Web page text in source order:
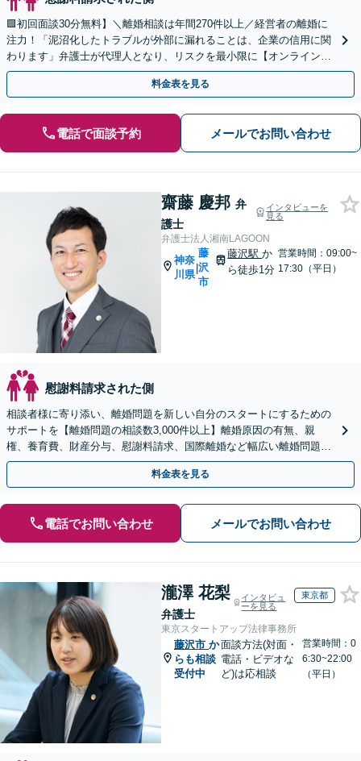
🟩初回面談30分無料】＼離婚相談は年間270件以上／経営者の離婚に
注力！「泥沼化したトラブルが外部に漏れることは、企業の信用に関
わります」弁護士が代理人となり、リスクを最小限に【オンライン相
談｜カード・分割払い可】
料金表を見る
電話で面談予約 メールでお問い合わせ
齋藤 慶邦 弁
護士
インタビューを
見る
弁護士法人湘南LAGOON
神奈
川県
|
藤
沢
市
藤沢駅か
ら徒歩1分
営業時間：09:00~
17:30（平日）
慰謝料請求された側
相談者様に寄り添い、離婚問題を新しい自分のスタートにするための
サポートを【離婚問題の相談数3,000件以上】離婚原因の有無、親
権、養育費、財産分与、慰謝料請求、国際離婚など幅広い離婚問題に
対応【オンライン面談OK】【夜間・休日相談可】
料金表を見る
電話でお問い合わせ メールでお問い合わせ
瀧澤 花梨
弁護士
インタビュ
ーを見る
東京都
東京スタートアップ法律事務所
藤沢市 か
らも相談
受付中
面談方法(対面・
電話・ビデオな
ど)は応相談
営業時間：0
6:30~22:00
（平日）